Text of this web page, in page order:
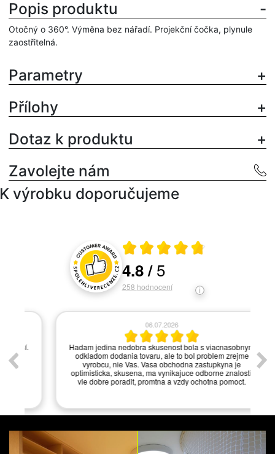
Popis produktu
Otočný o 360°. Výměna bez nářadí. Projekční čočka, plynule
zaostřitelná.
Parametry
Přílohy
Dotaz k produktu
Zavolejte nám
K výrobku doporučujeme
Hodnocení a recenze zákazníků
Průměrné hodnocení 4.8 z 5
4.8/5
258 hodnocení
06.07.2026
Hadam jedina nedobra skusenost bola s viacnasobnym
odkladom dodania tovaru, ale to bol problem zrejme
vyrobcu, nie Vas. Vasa obchodna zastupkyna je
optimisticka, skusena, ma vynikajuce odborne znalosti,
vie dobre poradit, promtna a vzdy ochotna pomoct.